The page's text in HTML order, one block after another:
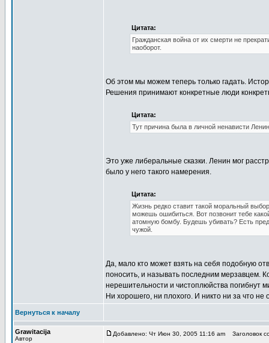
Цитата:
Гражданская война от их смерти не
наоборот.
Об этом мы можем теперь только гадать.
Решения принимают конкретные люди
Цитата:
Тут причина была в личной ненависти
Это уже либеральные сказки. Ленин мог
было у него такого намерения.
Цитата:
Жизнь редко ставит такой моральный
можешь ошибиться. Вот позвонит тебе
атомную бомбу. Будешь убивать? Есть
чужой.
Да, мало кто может взять на себя подобную
поносить, и называть последним мерзавцем.
нерешительности и чистоплюйства погибнут
Ни хорошего, ни плохого. И никто ни за что
Вернуться к началу
Grawitacija
Автор
Добавлено: Чт Июн 30, 2005 11:16 am Заголовок